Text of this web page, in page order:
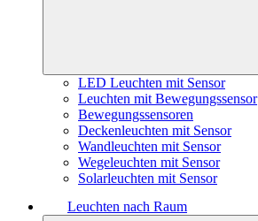
LED Leuchten mit Sensor
Leuchten mit Bewegungssensor
Bewegungssensoren
Deckenleuchten mit Sensor
Wandleuchten mit Sensor
Wegeleuchten mit Sensor
Solarleuchten mit Sensor
Leuchten nach Raum